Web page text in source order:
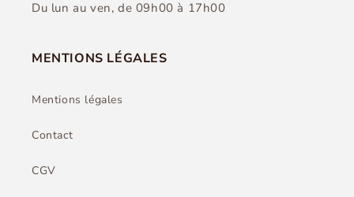
Du lun au ven, de 09h00 à 17h00
MENTIONS LÉGALES
Mentions légales
Contact
CGV